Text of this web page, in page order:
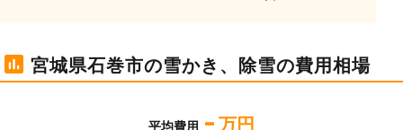
宮城県石巻市の雪かき、除雪の費用相場
平均費用 - 万円